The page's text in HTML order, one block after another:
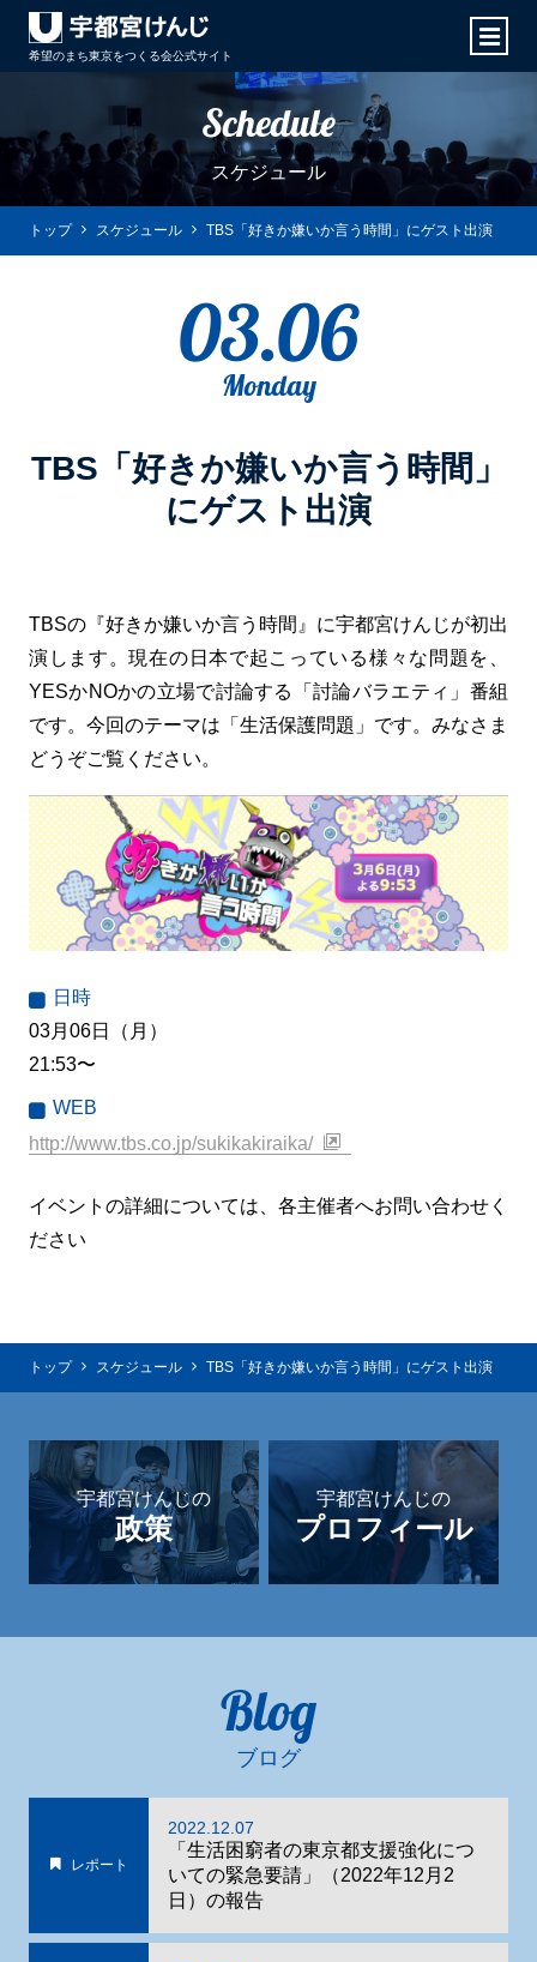
希望のまち東京をつくる会公式サイト
Schedule
スケジュール
トップ スケジュール TBS「好きか嫌いか言う時間」にゲスト出演
03.06
Monday
TBS「好きか嫌いか言う時間」
にゲスト出演
TBSの『好きか嫌いか言う時間』に宇都宮けんじが初出
演します。現在の日本で起こっている様々な問題を、
YESかNOかの立場で討論する「討論バラエティ」番組
です。今回のテーマは「生活保護問題」です。みなさま
どうぞご覧ください。
日時
03月06日（月）
21:53〜
WEB
http://www.tbs.co.jp/sukikakiraika/
イベントの詳細については、各主催者へお問い合わせく
ださい
トップ スケジュール TBS「好きか嫌いか言う時間」にゲスト出演
宇都宮けんじの
政策
宇都宮けんじの
プロフィール
Blog
ブログ
レポート
2022.12.07
「生活困窮者の東京都支援強化につ
いての緊急要請」（2022年12月2
日）の報告